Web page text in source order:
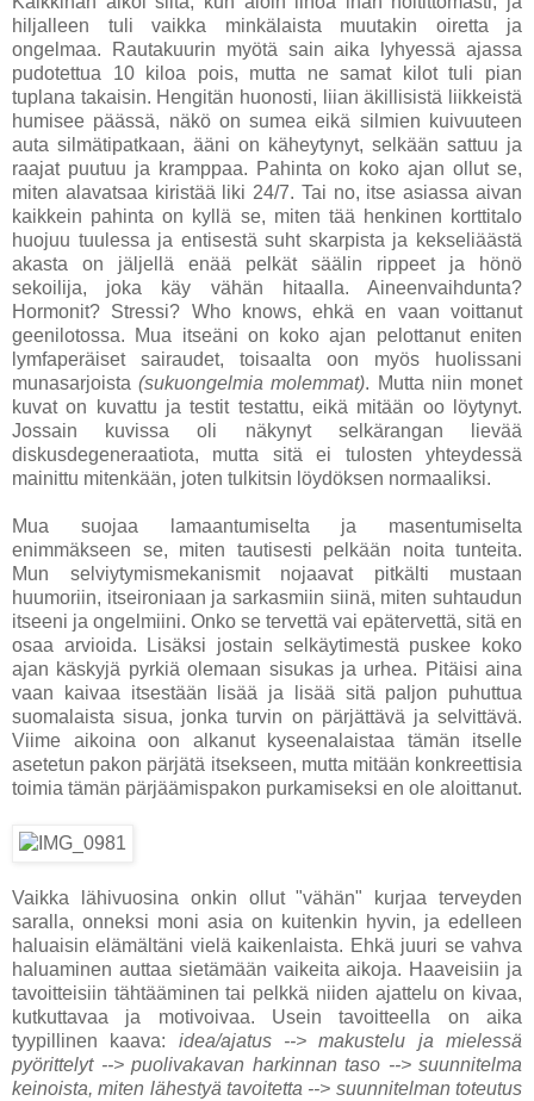
hiljalleen tuli vaikka minkälaista muutakin oiretta ja
ongelmaa. Rautakuurin myötä sain aika lyhyessä ajassa
pudotettua 10 kiloa pois, mutta ne samat kilot tuli pian
tuplana takaisin. Hengitän huonosti, liian äkillisistä liikkeistä
humisee päässä, näkö on sumea eikä silmien kuivuuteen
auta silmätipatkaan, ääni on käheytynyt, selkään sattuu ja
raajat puutuu ja kramppaa. Pahinta on koko ajan ollut se,
miten alavatsaa kiristää liki 24/7. Tai no, itse asiassa aivan
kaikkein pahinta on kyllä se, miten tää henkinen korttitalo
huojuu tuulessa ja entisestä suht skarpista ja kekseliäästä
akasta on jäljellä enää pelkät säälin rippeet ja hönö
sekoilija, joka käy vähän hitaalla. Aineenvaihdunta?
Hormonit? Stressi? Who knows, ehkä en vaan voittanut
geenilotossa. Mua itseäni on koko ajan pelottanut eniten
lymfaperäiset sairaudet, toisaalta oon myös huolissani
munasarjoista(sukuongelmia molemmat). Mutta niin monet
kuvat on kuvattu ja testit testattu, eikä mitään oo löytynyt.
Jossain kuvissa oli näkynyt selkärangan lievää
diskusdegeneraatiota, mutta sitä ei tulosten yhteydessä
mainittu mitenkään, joten tulkitsin löydöksen normaaliksi.
Mua suojaa lamaantumiselta ja masentumiselta
enimmäkseen se, miten tautisesti pelkään noita tunteita.
Mun selviytymismekanismit nojaavat pitkälti mustaan
huumoriin, itseironiaan ja sarkasmiin siinä, miten suhtaudun
itseeni ja ongelmiini. Onko se tervettä vai epätervettä, sitä en
osaa arvioida. Lisäksi jostain selkäytimestä puskee koko
ajan käskyjä pyrkiä olemaan sisukas ja urhea. Pitäisi aina
vaan kaivaa itsestään lisää ja lisää sitä paljon puhuttua
suomalaista sisua, jonka turvin on pärjättävä ja selvittävä.
Viime aikoina oon alkanut kyseenalaistaa tämän itselle
asetetun pakon pärjätä itsekseen, mutta mitään konkreettisia
toimia tämän pärjäämispakon purkamiseksi en ole aloittanut.
Vaikka lähivuosina onkin ollut "vähän" kurjaa terveyden
saralla, onneksi moni asia on kuitenkin hyvin, ja edelleen
haluaisin elämältäni vielä kaikenlaista. Ehkä juuri se vahva
haluaminen auttaa sietämään vaikeita aikoja. Haaveisiin ja
tavoitteisiin tähtääminen tai pelkkä niiden ajattelu on kivaa,
kutkuttavaa ja motivoivaa. Usein tavoitteella on aika
tyypillinen kaava: idea/ajatus --> makustelu ja mielessä
pyörittelyt --> puolivakavan harkinnan taso --> suunnitelma
keinoista, miten lähestyä tavoitetta --> suunnitelman toteutus